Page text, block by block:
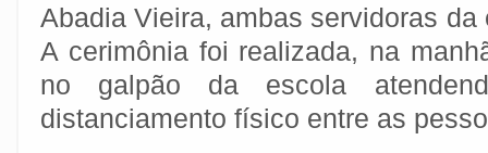
Abadia Vieira, ambas servidoras
A cerimônia foi realizada, na
no galpão da escola
distanciamento físico entre as